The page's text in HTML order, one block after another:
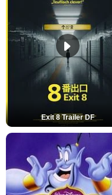
Exit 8 Trailer DF